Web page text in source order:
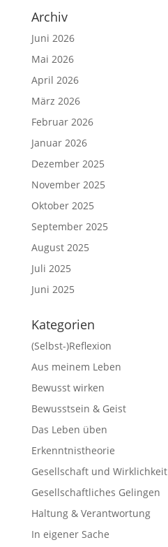
Archiv
Juni 2026
Mai 2026
April 2026
März 2026
Februar 2026
Januar 2026
Dezember 2025
November 2025
Oktober 2025
September 2025
August 2025
Juli 2025
Juni 2025
Kategorien
(Selbst-)Reflexion
Aus meinem Leben
Bewusst wirken
Bewusstsein & Geist
Das Leben üben
Erkenntnistheorie
Gesellschaft und Wirklichkeit
Gesellschaftliches Gelingen
Haltung & Verantwortung
In eigener Sache